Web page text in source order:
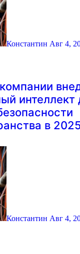
Константин Авг 4,
интеллект
в
Константин Авг 4,